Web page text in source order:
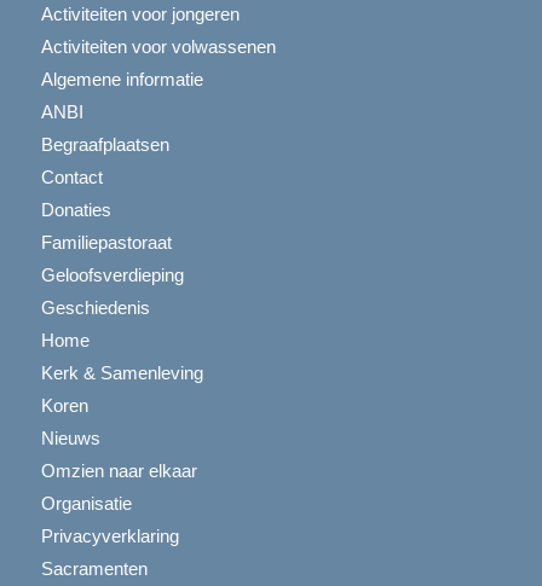
Activiteiten voor jongeren
Activiteiten voor volwassenen
Algemene informatie
ANBI
Begraafplaatsen
Contact
Donaties
Familiepastoraat
Geloofsverdieping
Geschiedenis
Home
Kerk & Samenleving
Koren
Nieuws
Omzien naar elkaar
Organisatie
Privacyverklaring
Sacramenten